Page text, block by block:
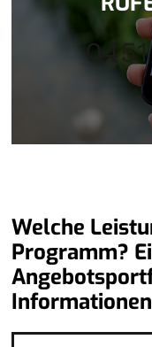
Welche
Programm?